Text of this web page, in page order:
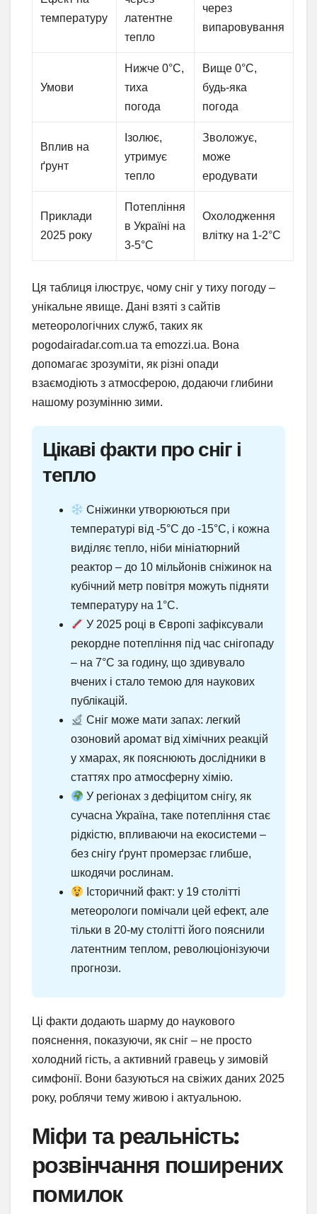
температуру
латентне
тепло
через
випаровування
Умови
Нижче 0°C,
тиха
погода
Вище 0°C,
будь-яка
погода
Вплив на
ґрунт
Ізолює,
утримує
тепло
Зволожує,
може
еродувати
Приклади
2025 року
Потепління
в Україні на
3-5°C
Охолодження
влітку на 1-2°C
Ця таблиця ілюструє, чому сніг у тиху погоду –
унікальне явище. Дані взяті з сайтів
метеорологічних служб, таких як
pogodairadar.com.ua та emozzi.ua. Вона
допомагає зрозуміти, як різні опади
взаємодіють з атмосферою, додаючи глибини
нашому розумінню зими.
Цікаві факти про сніг і
тепло
Сніжинки утворюються при
температурі від -5°C до -15°C, і кожна
виділяє тепло, ніби мініатюрний
реактор – до 10 мільйонів сніжинок на
кубічний метр повітря можуть підняти
температуру на 1°C.
У 2025 році в Європі зафіксували
рекордне потепління під час снігопаду
– на 7°C за годину, що здивувало
вчених і стало темою для наукових
публікацій.
Сніг може мати запах: легкий
озоновий аромат від хімічних реакцій
у хмарах, як пояснюють дослідники в
статтях про атмосферну хімію.
У регіонах з дефіцитом снігу, як
сучасна Україна, таке потепління стає
рідкістю, впливаючи на екосистеми –
без снігу ґрунт промерзає глибше,
шкодячи рослинам.
Історичний факт: у 19 столітті
метеорологи помічали цей ефект, але
тільки в 20-му столітті його пояснили
латентним теплом, революціонізуючи
прогнози.
Ці факти додають шарму до наукового
пояснення, показуючи, як сніг – не просто
холодний гість, а активний гравець у зимовій
симфонії. Вони базуються на свіжих даних 2025
року, роблячи тему живою і актуальною.
Міфи та реальність:
розвінчання поширених
помилок